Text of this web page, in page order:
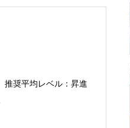
推奨平均レベル：昇進